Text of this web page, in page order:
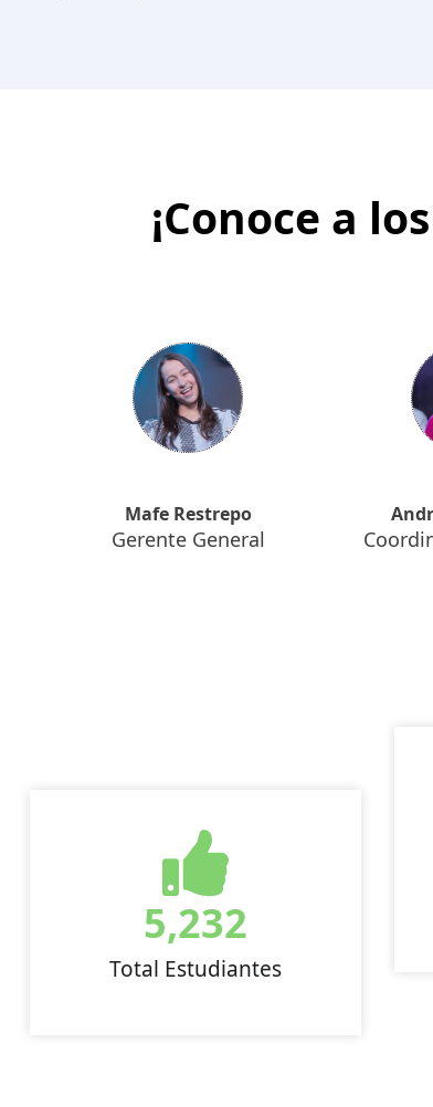
¡Conoce a
Mafe Restrepo
Gerente General
Total Estudiantes
5,232